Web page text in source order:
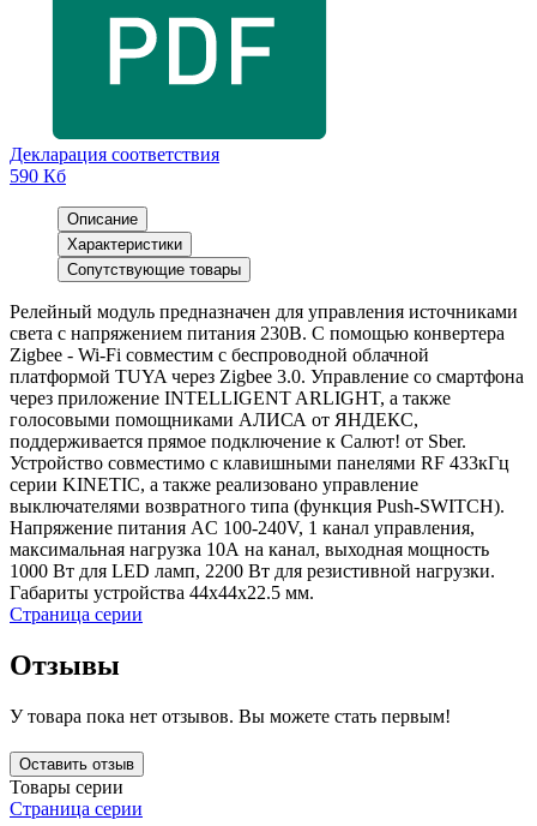
Декларация соответствия
590 Кб
Описание
Характеристики
Сопутствующие товары
Релейный модуль предназначен для управления источниками
света с напряжением питания 230В. С помощью конвертера
Zigbee - Wi-Fi совместим с беспроводной облачной
платформой TUYA через Zigbee 3.0. Управление со смартфона
через приложение INTELLIGENT ARLIGHT, а также
голосовыми помощниками АЛИСА от ЯНДЕКС,
поддерживается прямое подключение к Салют! от Sber.
Устройство совместимо с клавишными панелями RF 433кГц
серии KINETIC, а также реализовано управление
выключателями возвратного типа (функция Push-SWITCH).
Напряжение питания AC 100-240V, 1 канал управления,
максимальная нагрузка 10А на канал, выходная мощность
1000 Вт для LED ламп, 2200 Вт для резистивной нагрузки.
Габариты устройства 44x44x22.5 мм.
Страница серии
Отзывы
У товара пока нет отзывов. Вы можете стать первым!
Оставить отзыв
Товары серии
Страница серии